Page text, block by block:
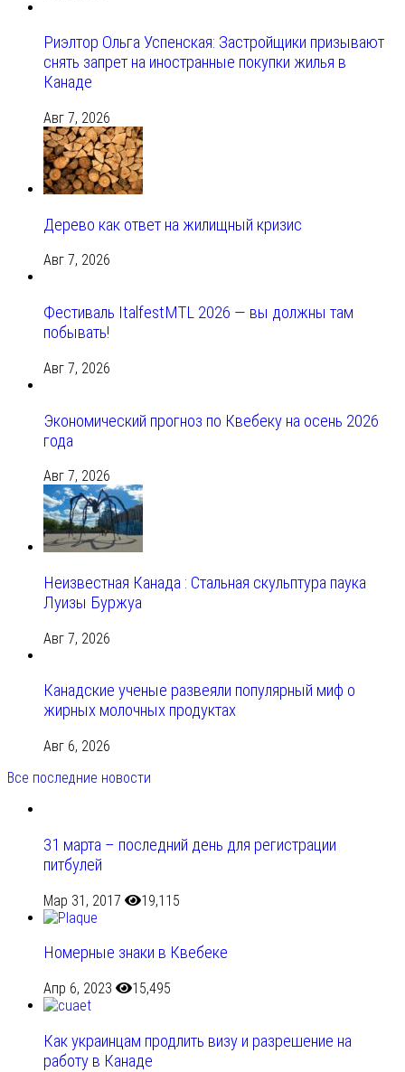
Риэлтор Ольга Успенская: Застройщики призывают
снять запрет на иностранные покупки жилья в
Канаде
Авг 7, 2026
Дерево как ответ на жилищный кризис
Авг 7, 2026
Фестиваль ItalfestMTL 2026 — вы должны там
побывать!
Авг 7, 2026
Экономический прогноз по Квебеку на осень 2026
года
Авг 7, 2026
Неизвестная Канада : Стальная скульптура паука
Луизы Буржуа
Авг 7, 2026
Канадские ученые развеяли популярный миф о
жирных молочных продуктах
Авг 6, 2026
Все последние новости
31 марта – последний день для регистрации
питбулей
Мар 31, 2017 19,115
Номерные знаки в Квебеке
Апр 6, 2023 15,495
Как украинцам продлить визу и разрешение на
работу в Канаде